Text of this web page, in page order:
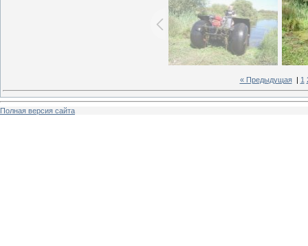
« Предыдущая| 1
Полная версия сайта